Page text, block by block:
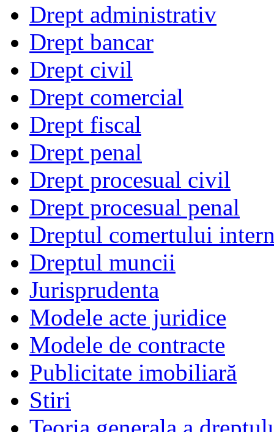
Drept administrativ
Drept bancar
Drept civil
Drept comercial
Drept fiscal
Drept penal
Drept procesual civil
Drept procesual penal
Dreptul comertului
Dreptul muncii
Jurisprudenta
Modele acte juridice
Modele de contracte
Publicitate imobiliară
Stiri